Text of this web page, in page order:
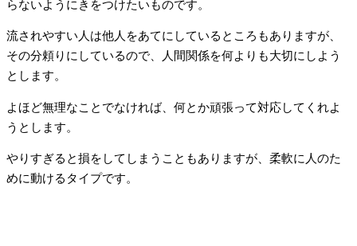
らないようにきをつけたいものです。
流されやすい人は他人をあてにしているところもありますが、
その分頼りにしているので、人間関係を何よりも大切にしよう
とします。
よほど無理なことでなければ、何とか頑張って対応してくれよ
うとします。
やりすぎると損をしてしまうこともありますが、柔軟に人のた
めに動けるタイプです。